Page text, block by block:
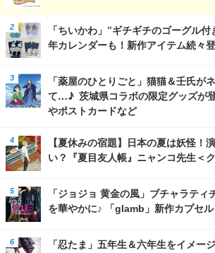
「ちいかわ」“ギチギチのゴーグル
年カレンダーも！新作アイテム続々
「薬屋のひとりごと」猫猫＆壬氏が
て…♪ 茨城県コラボの限定グッズが
やポストカードなど
【夏休みの宿題】日本の夏は妖怪！
い？『夏目友人帳』ニャンコ先生＜
「ジョジョ 黄金の風」ブチャラティ
を華やかに♪ 「glamb」新作カプセ
「忍たま」五年生＆六年生をイメー